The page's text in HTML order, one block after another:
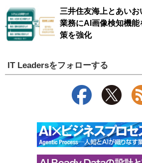
三井住友海上とあい
業務にAI画像検知機
策を強化
IT Leadersをフォローする